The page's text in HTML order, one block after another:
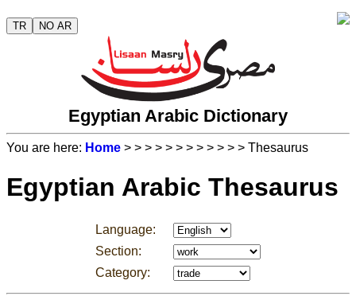
TR NO AR
Egyptian Arabic Dictionary
You are here: Home > > > > > > > > > > > > Thesaurus
Egyptian Arabic Thesaurus
Language:
Section:
Category: